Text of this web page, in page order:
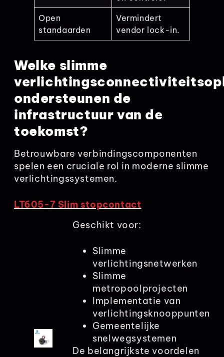
Open
standaarden
Vermindert
vendor lock-in.
Welke slimme
ondersteunen de
infrastructuur van de
toekomst?
Betrouwbare verbindingscomponenten
spelen een cruciale rol in moderne slimme
verlichtingssystemen.
LT605-7 Slim stopcontact
Geschikt voor:
Slimme
verlichtingsnetwerken
Slimme
metropoolprojecten
Implementatie van
verlichtingsknooppunten
Gemeentelijke
snelwegsystemen
De belangrijkste voordelen